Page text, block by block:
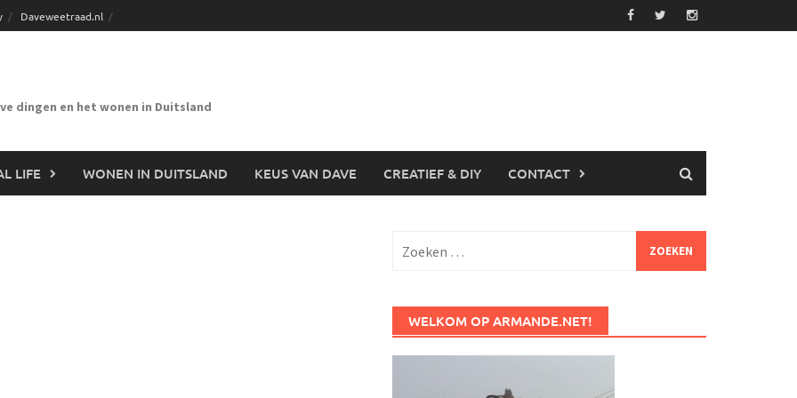
Daveweetraad.nl
dingen en het wonen in Duitsland
LIFE WONEN IN DUITSLAND KEUS VAN DAVE CREATIEF & DIY CONTACT
naar:
WELKOM OP ARMANDE.NET!